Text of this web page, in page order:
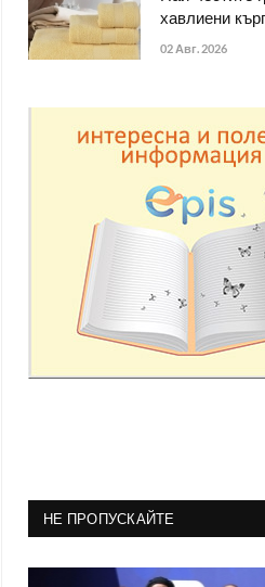
хавлиени
02 Авг. 2026
НЕ ПРОПУСКАЙТЕ